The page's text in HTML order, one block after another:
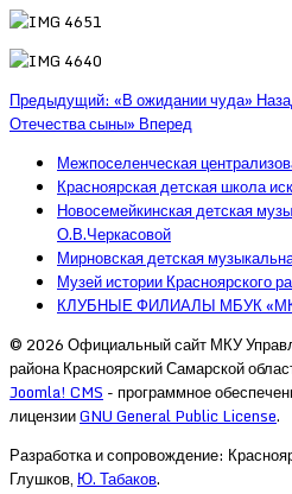
Предыдущий: «В ожидании чуда»
Отечества сыны» Вперед
Межпоселенческая
Красноярская детская школа
Новосемейкинская детская
О.В.Черкасовой
Мирновская детская
Музей истории Красноярского
КЛУБНЫЕ ФИЛИАЛЫ МБУК
© 2026 Официальный сайт МКУ
района Красноярский Самарской
Joomla! CMS - программное
лицензииGNU General Public License.
Разработка и сопровождение:
Глушков, Ю. Табаков.